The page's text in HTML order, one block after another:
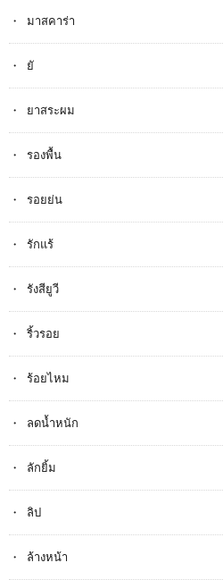
มาสคาร่า
ยั
ยาสระผม
รองพื้น
รอยย่น
รักแร้
รังสียูวี
ริ้วรอย
ร้อยไหม
ลดน้ำหนัก
ลักยิ้ม
ลิป
ล้างหน้า